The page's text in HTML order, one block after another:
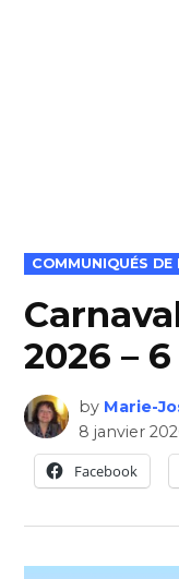
POSTED
IN
COMMUNIQUÉS DE
2026 –
by Marie-
8 janvier
Facebook